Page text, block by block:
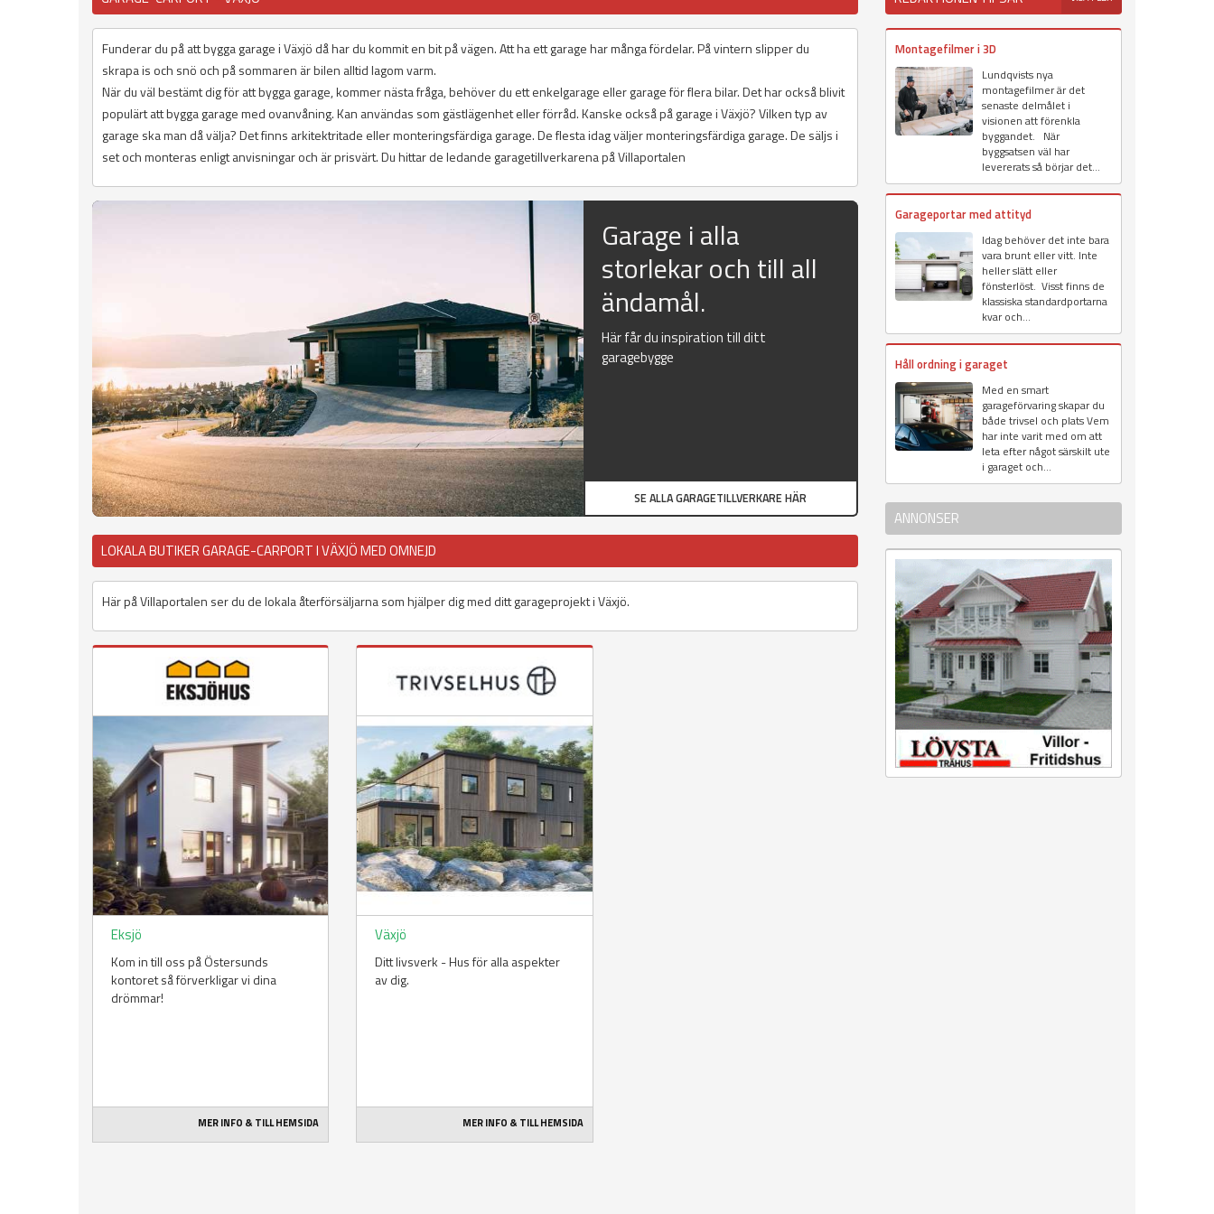
Funderar du på att bygga garage i Växjö då har du kommit en bit på vägen. Att ha ett garage har många fördelar. På vintern slipper du
skrapa is och snö och på sommaren är bilen alltid lagom varm.
När du väl bestämt dig för att bygga garage, kommer nästa fråga, behöver du ett enkelgarage eller garage för flera bilar. Det har också blivit
populärt att bygga garage med ovanvåning. Kan användas som gästlägenhet eller förråd. Kanske också på garage i Växjö? Vilken typ av
garage ska man då välja? Det finns arkitektritade eller monteringsfärdiga garage. De flesta idag väljer monteringsfärdiga garage. De säljs i
set och monteras enligt anvisningar och är prisvärt. Du hittar de ledande garagetillverkarena på Villaportalen
Garage i alla
storlekar och till all
ändamål.
Här får du inspiration till ditt
garagebygge
SE ALLA GARAGETILLVERKARE HÄR
LOKALA BUTIKER GARAGE-CARPORT I VÄXJÖ MED OMNEJD
Här på Villaportalen ser du de lokala återförsäljarna som hjälper dig med ditt garageprojekt i Växjö.
Eksjö
Kom in till oss på Östersunds
kontoret så förverkligar vi dina
drömmar!
MER INFO & TILL HEMSIDA
Växjö
Ditt livsverk - Hus för alla aspekter
av dig.
MER INFO & TILL HEMSIDA
Montagefilmer i 3D
Lundqvists nya
montagefilmer är det
senaste delmålet i
visionen att förenkla
byggandet. När
byggsatsen väl har
levererats så börjar det...
Garageportar med attityd
Idag behöver det inte bara
vara brunt eller vitt. Inte
heller slätt eller
fönsterlöst. Visst finns de
klassiska standardportarna
kvar och...
Håll ordning i garaget
Med en smart
garageförvaring skapar du
både trivsel och plats Vem
har inte varit med om att
leta efter något särskilt ute
i garaget och...
ANNONSER